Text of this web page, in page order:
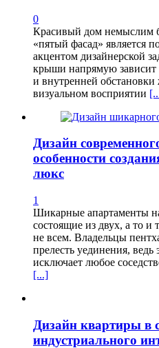
0
Красивый дом немыслим
«пятый фасад» является
акцентом дизайнерской
крыши напрямую зависит
и внутренней
визуальном восприятии
Дизайн
особенности
люкс
1
Шикарные апартаменты
состоящие из двух, а то и
не всем. Владельцы
прелесть уединения,
исключает любое
[...]
Дизайн квартиры в
индустриального